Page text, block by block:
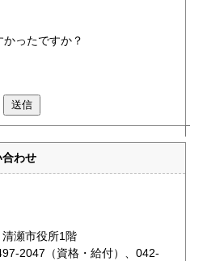
ったですか？
送信
合わせ
瀬市役所1階
2047（資格・給付）、042-